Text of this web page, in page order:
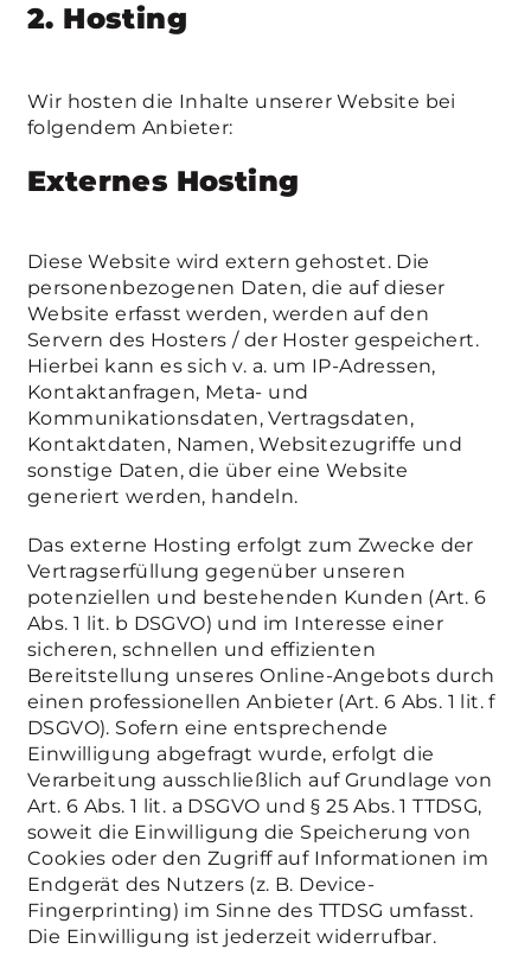
2. Hosting
Wir hosten die Inhalte unserer Website bei
folgendem Anbieter:
Externes Hosting
Diese Website wird extern gehostet. Die
personenbezogenen Daten, die auf dieser
Website erfasst werden, werden auf den
Servern des Hosters / der Hoster gespeichert.
Hierbei kann es sich v. a. um IP-Adressen,
Kontaktanfragen, Meta- und
Kommunikationsdaten, Vertragsdaten,
Kontaktdaten, Namen, Websitezugriffe und
sonstige Daten, die über eine Website
generiert werden, handeln.
Das externe Hosting erfolgt zum Zwecke der
Vertragserfüllung gegenüber unseren
potenziellen und bestehenden Kunden (Art. 6
Abs. 1 lit. b DSGVO) und im Interesse einer
sicheren, schnellen und effizienten
Bereitstellung unseres Online-Angebots durch
einen professionellen Anbieter (Art. 6 Abs. 1 lit. f
DSGVO). Sofern eine entsprechende
Einwilligung abgefragt wurde, erfolgt die
Verarbeitung ausschließlich auf Grundlage von
Art. 6 Abs. 1 lit. a DSGVO und § 25 Abs. 1 TTDSG,
soweit die Einwilligung die Speicherung von
Cookies oder den Zugriff auf Informationen im
Endgerät des Nutzers (z. B. Device-
Fingerprinting) im Sinne des TTDSG umfasst.
Die Einwilligung ist jederzeit widerrufbar.